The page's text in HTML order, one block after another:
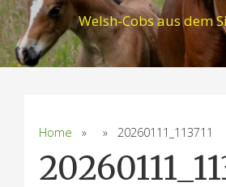
Welsh-Cobs aus dem
Home » » 20260111_113711